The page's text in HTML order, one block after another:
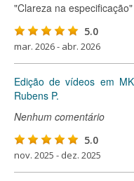
"Clareza na especificação"
5.0
mar. 2026 - abr. 2026
Edição de vídeos em
Rubens P.
Nenhum comentário
5.0
nov. 2025 - dez. 2025